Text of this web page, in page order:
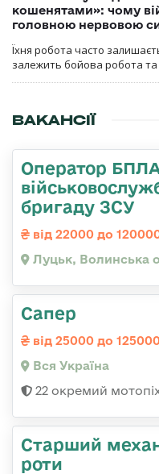
кошенятами»: чому
головною нервовою
Їхня робота часто
залежить бойова робота та
ВАКАНСІЇ
Оператор
бригаду ЗСУ
від 22000 до
Луцьк, Волинська
Сапер
від 25000 до
Вся Україна
22 окремий
Старший
роти